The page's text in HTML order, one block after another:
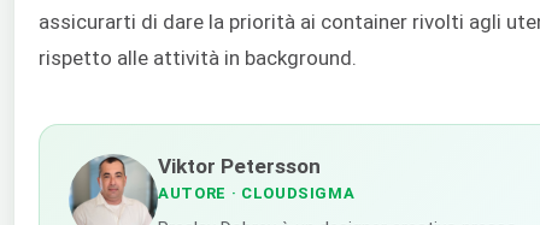
assicurarti di dare la priorità ai container rivolti agli
rispetto alle attività in background.
Viktor Petersson
AUTORE · CLOUDSIGMA